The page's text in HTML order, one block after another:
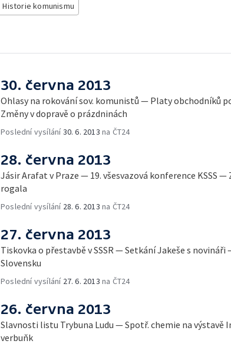
Historie komunismu
30. června 2013
Ohlasy na rokování sov. komunistů — Platy obchodníků
Změny v dopravě o prázdninách
Poslední vysílání30. 6. 2013 na ČT24
28. června 2013
Jásir Arafat v Praze — 19. všesvazová konference KSSS
rogala
Poslední vysílání 28. 6. 2013 na ČT24
27. června 2013
Tiskovka o přestavbě v SSSR — Setkání Jakeše s
Slovensku
Poslední vysílání 27. 6. 2013 na ČT24
26. června 2013
Slavnosti listu Trybuna Ludu — Spotř. chemie na výstavě
verbuňk